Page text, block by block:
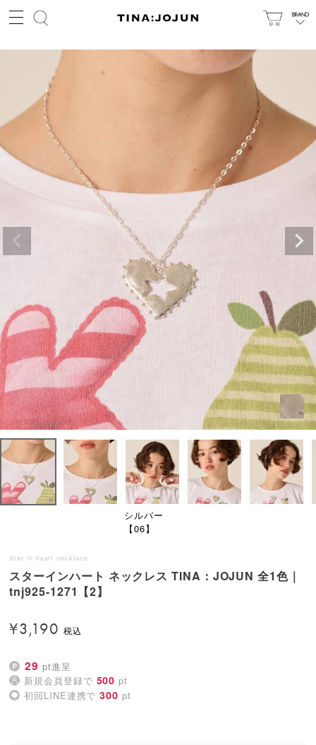
シルバー
【06】
Star in heart necklace
スターインハート ネックレス TINA：JOJUN 全1色｜
tnj925-1271【2】
¥3,190
29 pt進呈
新規会員登録で 500 pt
初回LINE連携で 300 pt